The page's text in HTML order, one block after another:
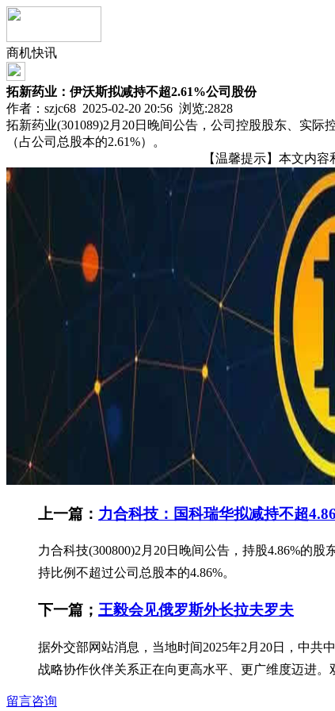
商机快讯
拓新药业：伊沃斯拟减持不超2.61%公司股份
作者：szjc68 2025-02-20 20:56 浏览:2828
拓新药业(301089)2月20日晚间公告，公司控股股东、实
（占公司总股本的2.61%）。
【温馨提示】本文内
上一篇： 力合科技：国科瑞华拟减持不超
力合科技(300800)2月20日晚间公告，持股4.86%的
持比例不超过公司总股本的4.86%。
下一篇； 王毅会见俄罗斯外长拉夫罗夫
据外交部网站消息，当地时间2025年2月20日，中
战略协作伙伴关系正在向更高水平、更广维度迈进
留言咨询